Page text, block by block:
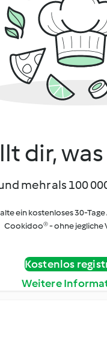
dir,
mehr als 100
ein kostenloses 30-
Cookidoo® - ohne jegliche
Kostenlos
Weitere